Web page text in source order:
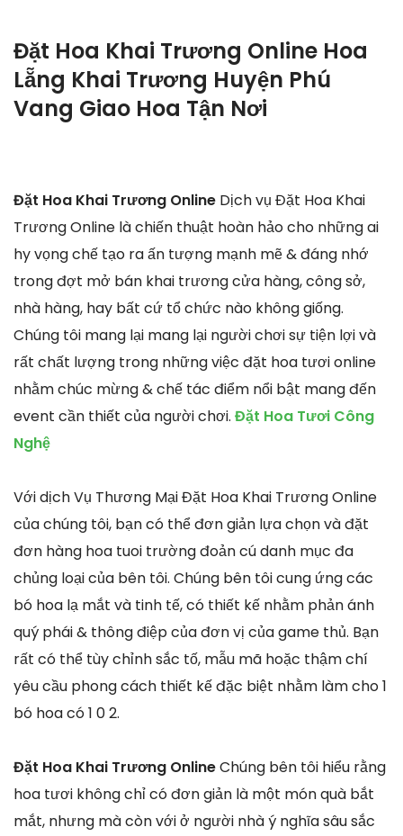
Đặt Hoa Khai Trương Online Hoa
Lẵng Khai Trương Huyện Phú
Vang Giao Hoa Tận Nơi
Đặt Hoa Khai Trương Online Dịch vụ Đặt Hoa Khai
Trương Online là chiến thuật hoàn hảo cho những ai
hy vọng chế tạo ra ấn tượng mạnh mẽ & đáng nhớ
trong đợt mở bán khai trương cửa hàng, công sở,
nhà hàng, hay bất cứ tổ chức nào không giống.
Chúng tôi mang lại mang lại người chơi sự tiện lợi và
rất chất lượng trong những việc đặt hoa tươi online
nhằm chúc mừng & chế tác điểm nổi bật mang đến
event cần thiết của người chơi. Đặt Hoa Tươi Công
Nghệ
Với dịch Vụ Thương Mại Đặt Hoa Khai Trương Online
của chúng tôi, bạn có thể đơn giản lựa chọn và đặt
đơn hàng hoa tuoi trường đoản cú danh mục đa
chủng loại của bên tôi. Chúng bên tôi cung ứng các
bó hoa lạ mắt và tinh tế, có thiết kế nhằm phản ánh
quý phái & thông điệp của đơn vị của game thủ. Bạn
rất có thể tùy chỉnh sắc tố, mẫu mã hoặc thậm chí
yêu cầu phong cách thiết kế đặc biệt nhằm làm cho 1
bó hoa có 1 0 2.
Đặt Hoa Khai Trương OnlineChúng bên tôi hiểu rằng
hoa tươi không chỉ có đơn giản là một món quà bắt
mắt, nhưng mà còn với ở người nhà ý nghĩa sâu sắc